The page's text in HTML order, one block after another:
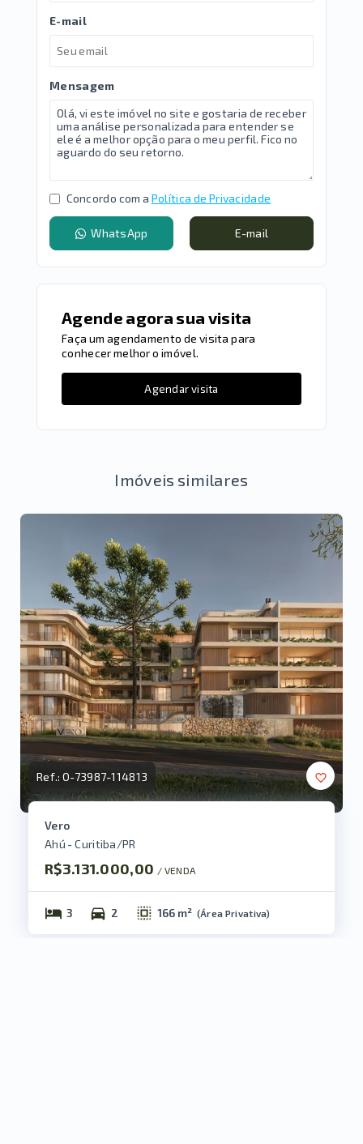
E-mail
Mensagem
Concordo com a Política de Privacidade
WhatsApp E-mail
Agende agora sua visita
Faça um agendamento de visita para
conhecer melhor o imóvel.
Agendar visita
Imóveis similares
Ref.:O-73987-114813
Vero
Ahú - Curitiba/PR
R$3.131.000,00 / VENDA
3 2 166 m² (Área Privativa)